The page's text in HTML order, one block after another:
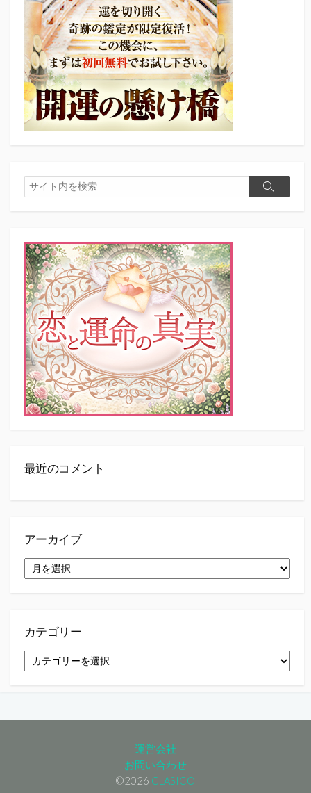
検
索
検
最近のコメント
アーカイブ
ー
カテゴリー
テ
運営会社
お問い合わせ
©2026 CLASICO